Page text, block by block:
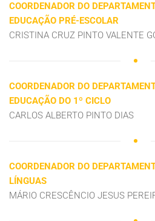
COORDENADOR DO
EDUCAÇÃO PRÉ-ESCOLAR
CRISTINA CRUZ PINTO VALENTE
COORDENADOR DO
EDUCAÇÃO DO 1º CICLO
CARLOS ALBERTO PINTO DIAS
COORDENADOR DO
LÍNGUAS
MÁRIO CRESCÊNCIO JESUS